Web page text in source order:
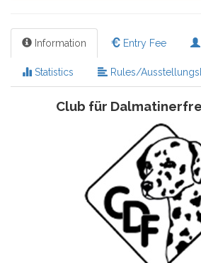
Information Entry Fee
Statistics Rules/
Club für